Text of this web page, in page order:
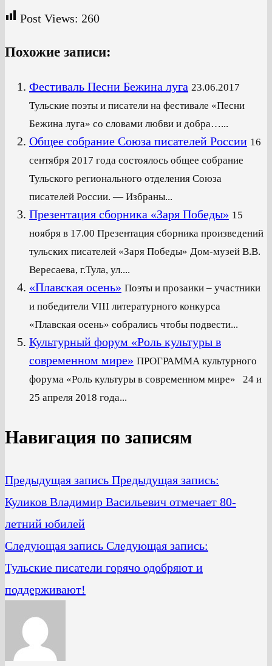
Post Views: 260
Похожие записи:
Фестиваль Песни Бежина луга 23.06.2017
Тульские поэты и писатели на фестивале «Песни
Бежина луга» со словами любви и добра…...
Общее собрание Союза писателей России 16
сентября 2017 года состоялось общее собрание
Тульского регионального отделения Союза
писателей России. — Избраны...
Презентация сборника «Заря Победы» 15
ноября в 17.00 Презентация сборника произведений
тульских писателей «Заря Победы» Дом-музей В.В.
Вересаева, г.Тула, ул....
«Плавская осень» Поэты и прозаики – участники
и победители VIII литературного конкурса
«Плавская осень» собрались чтобы подвести...
Культурный форум «Роль культуры в
современном мире» ПРОГРАММА культурного
форума «Роль культуры в современном мире» 24 и
25 апреля 2018 года...
Навигация по записям
Предыдущая запись Предыдущая запись:
Куликов Владимир Васильевич отмечает 80-
летний юбилей
Следующая запись Следующая запись:
Тульские писатели горячо одобряют и
поддерживают!